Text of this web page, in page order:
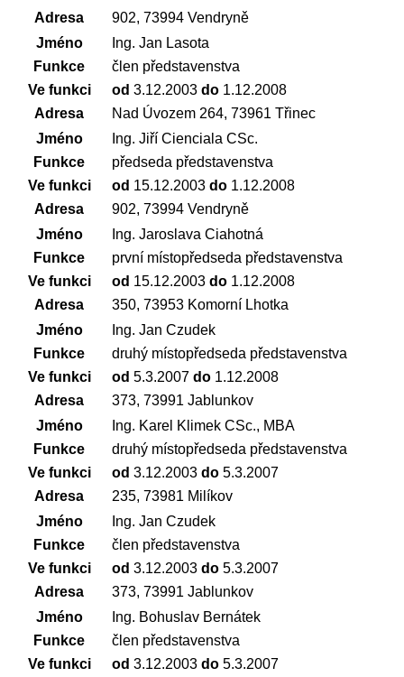
Adresa
902, 73994 Vendryně
Jméno
Ing. Jan Lasota
Funkce
člen představenstva
Ve funkci
od 3.12.2003 do1.12.2008
Adresa
Nad Úvozem 264, 73961 Třinec
Jméno
Ing. Jiří Cienciala CSc.
Funkce
předseda představenstva
Ve funkci
od 15.12.2003 do1.12.2008
Adresa
902, 73994 Vendryně
Jméno
Ing. Jaroslava Ciahotná
Funkce
první místopředseda představenstva
Ve funkci
od 15.12.2003 do1.12.2008
Adresa
350, 73953 Komorní Lhotka
Jméno
Ing. Jan Czudek
Funkce
druhý místopředseda představenstva
Ve funkci
od 5.3.2007 do1.12.2008
Adresa
373, 73991 Jablunkov
Jméno
Ing. Karel Klimek CSc., MBA
Funkce
druhý místopředseda představenstva
Ve funkci
od 3.12.2003 do5.3.2007
Adresa
235, 73981 Milíkov
Jméno
Ing. Jan Czudek
Funkce
člen představenstva
Ve funkci
od 3.12.2003 do5.3.2007
Adresa
373, 73991 Jablunkov
Jméno
Ing. Bohuslav Bernátek
Funkce
člen představenstva
Ve funkci
od 3.12.2003 do5.3.2007